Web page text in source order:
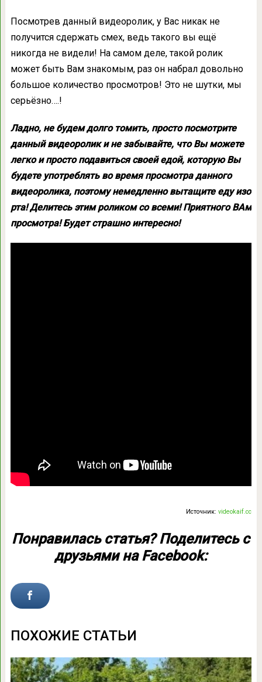
Посмотрев данный видеоролик, у Вас никак не
получится сдержать смех, ведь такого вы ещё
никогда не видели! На самом деле, такой ролик
может быть Вам знакомым, раз он набрал довольно
большое количество просмотров! Это не шутки, мы
серьёзно….!
Ладно, не будем долго томить, просто посмотрите
данный видеоролик и не забывайте, что Вы можете
легко и просто подавиться своей едой, которую Вы
будете употреблять во время просмотра данного
видеоролика, поэтому немедленно вытащите еду изо
рта! Делитесь этим роликом со всеми! Приятного ВАм
просмотра! Будет страшно интересно!
Источник:videokaif.cc
Понравилась статья? Поделитесь с
друзьями на Facebook:
ПОХОЖИЕ СТАТЬИ